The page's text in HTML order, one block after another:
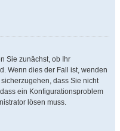
Sie zunächst, ob Ihr
Wenn dies der Fall ist, wenden
dass Sie nicht
ein Konfigurationsproblem
lösen muss.